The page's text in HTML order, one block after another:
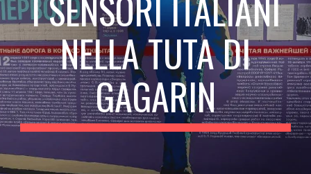
NELLA TUTA DI
GAGARIN